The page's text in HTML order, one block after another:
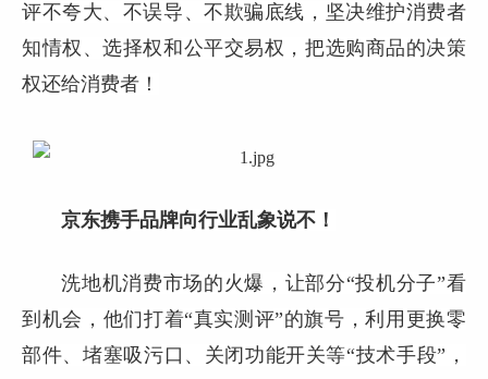
评不夸大、不误导、不欺骗底线，坚决维护消费者
知情权、选择权和公平交易权，把选购商品的决策
权还给消费者！
京东携手品牌向行业乱象说不！
洗地机消费市场的火爆，让部分“投机分子”看
到机会，他们打着“真实测评”的旗号，利用更换零
部件、堵塞吸污口、关闭功能开关等“技术手段”，